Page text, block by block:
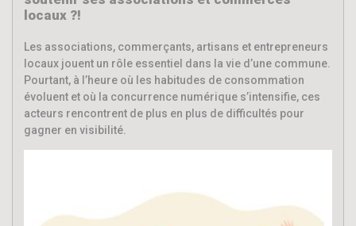
locaux ?!
Les associations, commerçants, artisans et entrepreneurs
locaux jouent un rôle essentiel dans la vie d’une commune.
Pourtant, à l’heure où les habitudes de consommation
évoluent et où la concurrence numérique s’intensifie, ces
acteurs rencontrent de plus en plus de difficultés pour
gagner en visibilité.